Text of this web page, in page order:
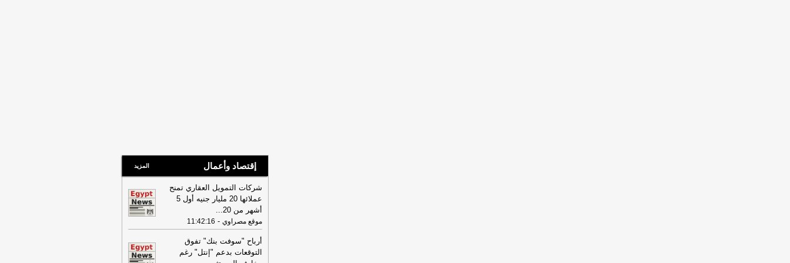
إقتصاد وأعمال المزيد
شركات التمويل العقاري تمنح
عملائها 20 مليار جنيه أول 5
أشهر من 20
...
موقع مصراوي -
11:42:16
أرباح "سوفت بنك" تفوق
التوقعات بدعم "إنتل" رغم